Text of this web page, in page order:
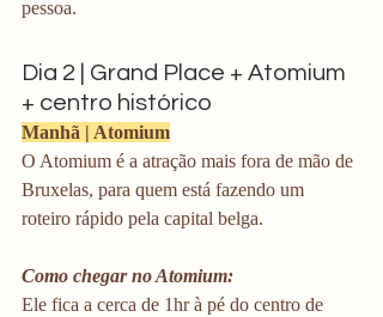
pessoa.
Dia 2 | Grand Place + Atomium
+ centro histórico
Manhã | Atomium
O Atomium é a atração mais fora de mão de
Bruxelas, para quem está fazendo um
roteiro rápido pela capital belga.
Como chegar no Atomium:
Ele fica a cerca de 1hr à pé do centro de